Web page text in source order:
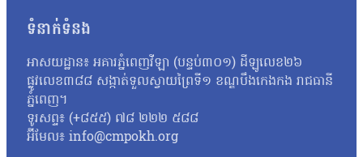
យល់ថា ការជេរប្រទេច ការដៀលត្មិះគ្នា ការបង្កាច់បង្ខូចផ្សេងៗ ជា
ត្រូវចេះទប់ ចេះចាប់ហ្វ្រាំង ចេះអត់ធ្មត់ ចេះកំណត់ព្រំដែននៃពាក្យសម្ដី
លោក សយ ភីសា យល់ឃើញថា ភាគច្រើនអ្នកដែលប្រើប្រាស់ពាក្យមិនសមរ
ដោយមិនគិតពីផលប៉ះពាល់។ លោកថា៖ «ពាក្យមិនសមរម្យទាំងនេះអាចធ្វើ
ចូលរួមជេរតបវិញទេ ប្រសិនបើខ្លឹមសារមានលក្ខណៈបំពាន នោះលោកនឹងរា
មួយរូប អ្នកស្រី ហេង សារុំ មានកូន២នាក់ក្នុងបន្ទុក ដោយកូនទីមួយបានរៀ
ទំនាក់ទំនង
អាសយដ្ឋាន៖ អគារភ្នំពេញវីឡា (បន្ទប់៣០១) ដីឡូលេខ២៦
ផ្លូវលេខ៣៨៨ សង្កាត់ទួលស្វាយព្រៃទី១ ខណ្ឌបឹងកេងកង រាជធានី
ភ្នំពេញ។
ទូរសព្ទ៖ (+៨៥៥) ៧៨ ២២២ ៥៨៨
អ៊ីមែល៖ info@cmpokh.org